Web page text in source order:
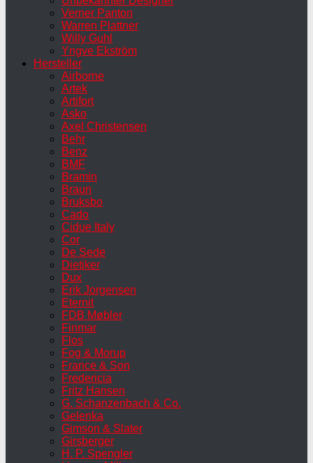
Verner Panton
Warren Plattner
Willy Guhl
Yngve Ekström
Hersteller
Airborne
Artek
Artifort
Asko
Axel Christensen
Behr
Benz
BMF
Bramin
Braun
Bruksbo
Cado
Cidue Italy
Cor
De Sede
Dietiker
Dux
Erik Jorgensen
Eternit
FDB Møbler
Finmar
Flos
Fog & Morup
France & Son
Fredericia
Fritz Hansen
G. Schanzenbach & Co.
Gelenka
Gimson & Slater
Girsberger
H. P. Spengler